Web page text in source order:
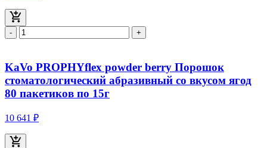
- +
KaVo PROPHYflex powder berry Порошок
стоматологический абразивный со вкусом ягод
80 пакетиков по 15г
10 641 ₽